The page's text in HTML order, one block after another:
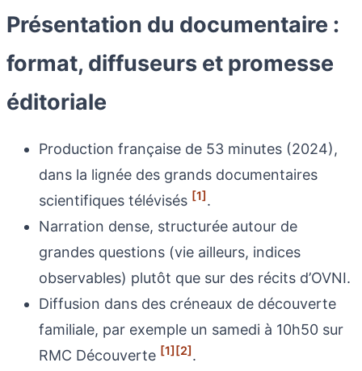
Présentation du documentaire :
format, diffuseurs et promesse
éditoriale
Production française de 53 minutes (2024),
dans la lignée des grands documentaires
scientifiques télévisés [1].
Narration dense, structurée autour de
grandes questions (vie ailleurs, indices
observables) plutôt que sur des récits d’OVNI.
Diffusion dans des créneaux de découverte
familiale, par exemple un samedi à 10h50 sur
RMC Découverte [1][2].